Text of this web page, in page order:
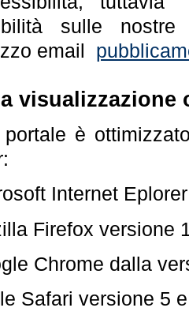
sulle
email
visualizzazione
portale è
Internet
Firefox versione
Chrome dalla
Safari versione 5